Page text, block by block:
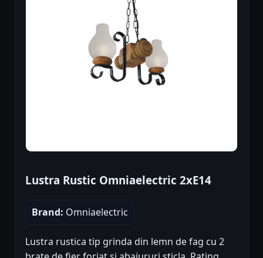
Lustra Rustic Omniaelectric 2xE14
Brand: Omniaelectric
Lustra rustica tip grinda din lemn de fag cu 2